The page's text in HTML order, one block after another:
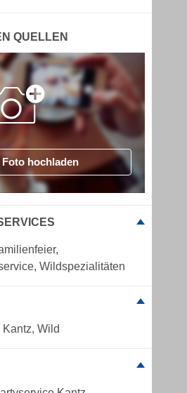
QUELLEN
hochladen
Wildspezialitäten
Wild